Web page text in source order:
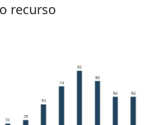
recurso